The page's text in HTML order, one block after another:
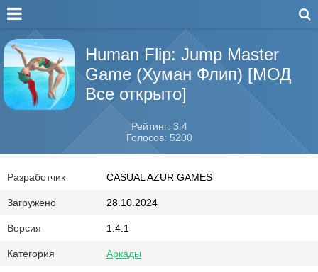
Human Flip: Jump Master
Game (Хуман Флип) [МОД
Все открыто]
Рейтинг: 3.4
Голосов: 5200
Разработчик CASUAL AZUR GAMES
Загружено 28.10.2024
Версия 1.4.1
Категория Аркады